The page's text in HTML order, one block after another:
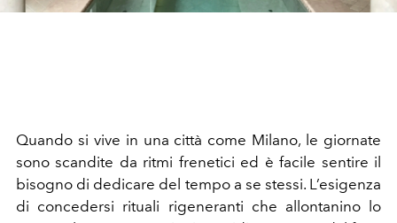
Quando si vive in una città come Milano, le giornate
sono scandite da ritmi frenetici ed è facile sentire il
bisogno di dedicare del tempo a se stessi. L’esigenza
di concedersi rituali rigeneranti che allontanino lo